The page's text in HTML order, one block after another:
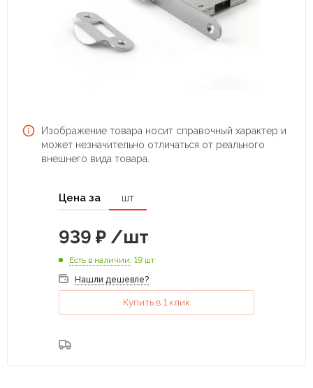
Изображение товара носит справочный характер и
может незначительно отличаться от реального
внешнего вида товара.
Цена за шт
939 ₽ /шт
Есть в наличии: 19 шт
Нашли дешевле?
Купить в 1 клик